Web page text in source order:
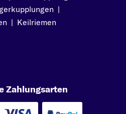
|
| Keilriemen
Zahlungsarten